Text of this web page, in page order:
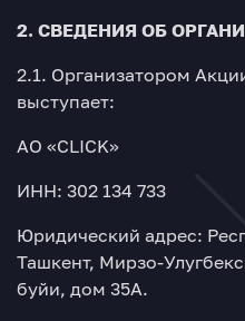
2. СВЕДЕНИЯ ОБ
2.1. Организатором
выступает:
АО «CLICK»
ИНН: 302 134 733
Юридический адрес:
Ташкент, Мирзо-
буйи, дом 35А.